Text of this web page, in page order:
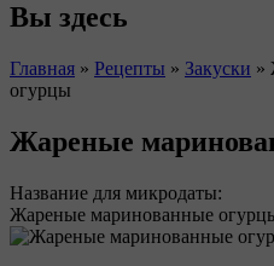
Вы здесь
Главная » Рецепты » Закуски »
огурцы
Жареные
Название для микродаты:
Жареные маринованные